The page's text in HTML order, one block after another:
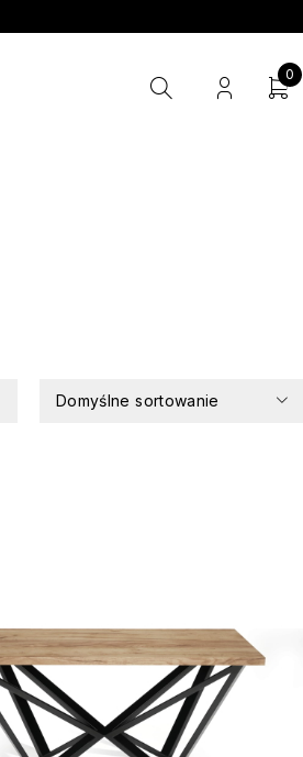
0
Domyślne sortowanie